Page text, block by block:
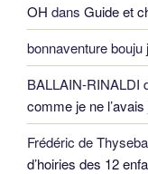
OH dans Guide et
bonnaventure bouju
BALLAIN-RINALDI
comme je ne
Frédéric de
d’hoiries des 12